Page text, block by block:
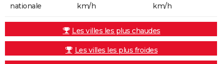
nationale
km/h
km/h
Les villes les plus chaudes
Les villes les plus froides